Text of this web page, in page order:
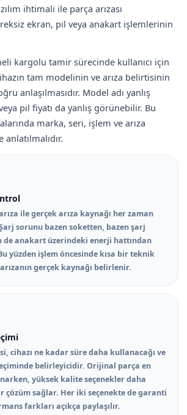
ihtimali ile parça arızası
ekran, pil veya anakart işlemlerinin
kargolu tamir sürecinde kullanıcı için
tam modelinin ve arıza belirtisinin
anlaşılmasıdır. Model adı yanlış
pil fiyatı da yanlış görünebilir. Bu
marka, seri, işlem ve arıza
ile gerçek arıza kaynağı her zaman
sorunu bazen soketten, bazen şarj
de anakart üzerindeki enerji hattından
yüzden işlem öncesinde kısa bir teknik
gerçek kaynağı belirlenir.
cihazı ne kadar süre daha kullanacağı ve
belirleyicidir. Orijinal parça en
yüksek kalite seçenekler daha
çözüm sağlar. Her iki seçenekte de garanti
farkları açıkça paylaşılır.